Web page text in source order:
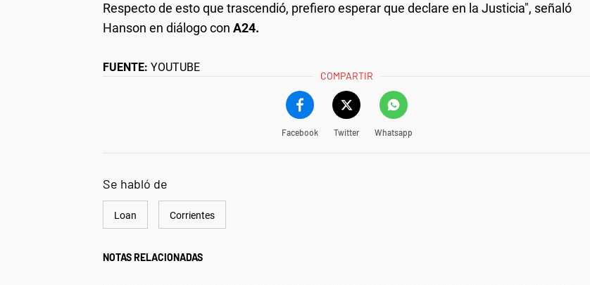
Respecto de esto que trascendió, prefiero esperar que declare en la Justicia", señaló
Hanson en diálogo con A24.
FUENTE: YOUTUBE
COMPARTIR
Facebook Twitter Whatsapp
Se habló de
Loan Corrientes
NOTAS RELACIONADAS